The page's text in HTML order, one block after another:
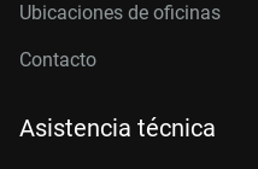
Ubicaciones de oficinas
Contacto
Asistencia técnica